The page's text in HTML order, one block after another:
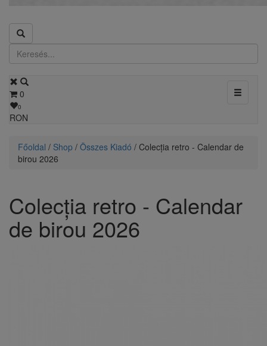
Toggle
0
0
RON
Főoldal / Shop / Összes Kiadó / Colecția retro - Calendar de
birou 2026
Colecția retro - Calendar
de birou 2026